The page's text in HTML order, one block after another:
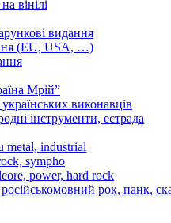
вінілі
видання
(EU, USA, …)
Мрій”
виконавців
інструменти, естрада
metal, industrial
sympho
power, hard rock
рок, панк,